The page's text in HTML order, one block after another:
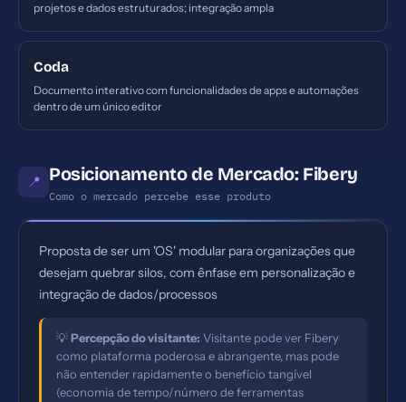
projetos e dados estruturados; integração ampla
Coda
Documento interativo com funcionalidades de apps e automações
dentro de um único editor
📍 Posicionamento de Mercado: Fibery
Como o mercado percebe esse produto
Proposta de ser um 'OS' modular para organizações que
desejam quebrar silos, com ênfase em personalização e
integração de dados/processos
💡Percepção do visitante: Visitante pode ver Fibery
como plataforma poderosa e abrangente, mas pode
não entender rapidamente o benefício tangível
(economia de tempo/número de ferramentas